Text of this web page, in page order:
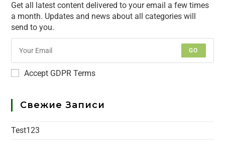
Get all latest content delivered to your email a few times
a month. Updates and news about all categories will
send to you.
GO
Accept GDPR Terms
Свежие Записи
Test123